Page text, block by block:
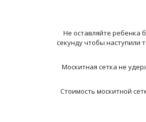
Не оставляйте ребенка
секунду чтобы наступили
Москитная сетка не
Стоимость москитной